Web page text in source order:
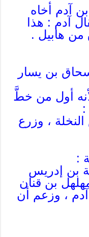
بن آدم أخاه
آدم : هذا
هابيل .
بن يسار
أول من خطَّ
:
، وزرع
بن إدريس
بن قنان
، وزعم أن